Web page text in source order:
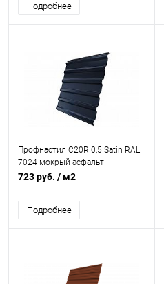
Подробнее
Профнастил С20R 0,5 Satin RAL
7024 мокрый асфальт
723 руб. / м2
Подробнее